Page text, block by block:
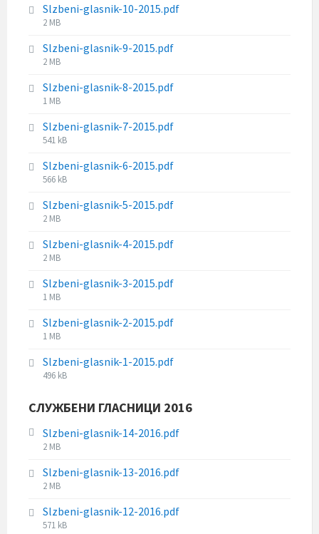
i
z
e
:
l
e
i
z
e
:
Slzbeni-glasnik-10-2015.pdf
F
l
e
i
z
e
:
2 MB
Slzbeni-glasnik-9-2015.pdf
F
l
e
i
z
e
:
2 MB
Slzbeni-glasnik-8-2015.pdf
F
l
e
i
z
e
:
1 MB
Slzbeni-glasnik-7-2015.pdf
F
l
e
i
z
e
:
541 kB
Slzbeni-glasnik-6-2015.pdf
F
l
e
i
z
e
:
566 kB
Slzbeni-glasnik-5-2015.pdf
F
l
e
i
z
e
:
2 MB
Slzbeni-glasnik-4-2015.pdf
F
l
e
i
z
e
2 MB
Slzbeni-glasnik-3-2015.pdf
F
l
e
i
z
:
1 MB
Slzbeni-glasnik-2-2015.pdf
F
l
e
i
e
:
1 MB
Slzbeni-glasnik-1-2015.pdf
F
l
s
i
e
:
496 kB
СЛУЖБЕНИ ГЛАСНИЦИ 2016
Slzbeni-glasnik-14-2016.pdf
F
l
e
i
2 MB
Slzbeni-glasnik-13-2016.pdf
F
l
e
2 MB
Slzbeni-glasnik-12-2016.pdf
F
571 kB